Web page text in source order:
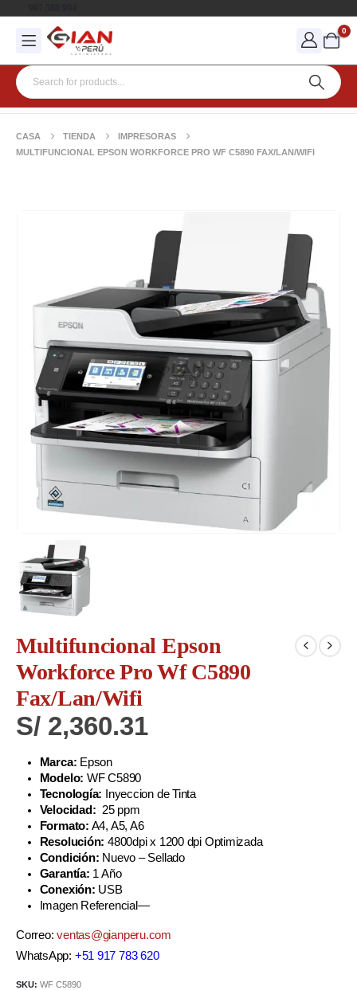
0
CASA TIENDA
IMPRESORAS
MULTIFUNCIONAL EPSON WORKFORCE PRO WF C5890 FAX/LAN/WIFI
Multifuncional Epson
Workforce Pro Wf C5890
Fax/Lan/Wifi
S/ 2,360.31
Marca: Epson
Modelo: WF C5890
Tecnología: Inyeccion de Tinta
Velocidad: 25 ppm
Formato: A4, A5, A6
Resolución: 4800dpi x 1200 dpi Optimizada
Condición: Nuevo – Sellado
Garantía: 1 Año
Conexión: USB
Imagen Referencial—
Correo:ventas@gianperu.com
WhatsApp: +51 917 783 620
SKU: WF C5890